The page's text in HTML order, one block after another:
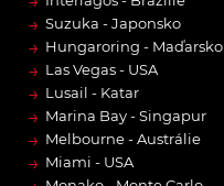
→ Suzuka - Japonsko
→ Hungaroring - Maďarsko
→ Las Vegas - USA
→ Lusail - Katar
→ Marina Bay - Singapur
→ Melbourne - Austrálie
→ Miami - USA